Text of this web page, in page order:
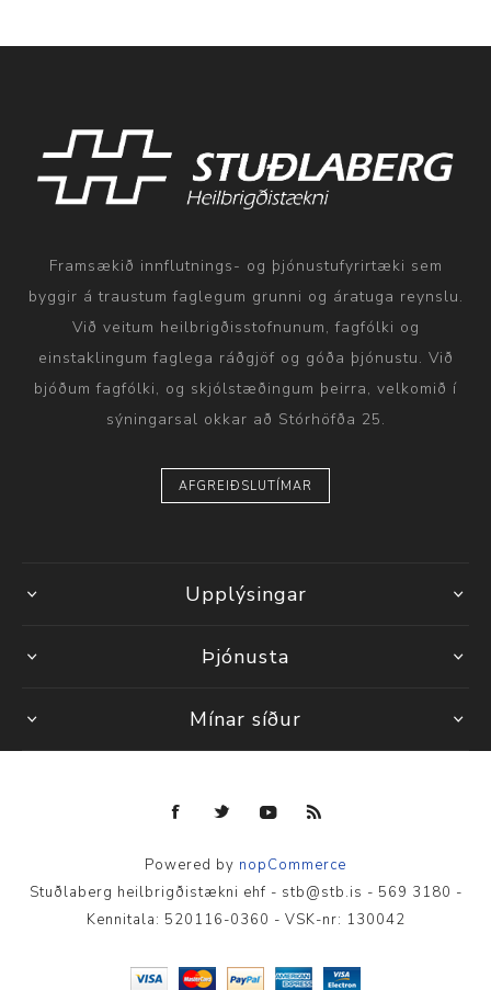
Framsækið innflutnings- og þjónustufyrirtæki sem
byggir á traustum faglegum grunni og áratuga reynslu.
Við veitum heilbrigðisstofnunum, fagfólki og
einstaklingum faglega ráðgjöf og góða þjónustu. Við
bjóðum fagfólki, og skjólstæðingum þeirra, velkomið í
sýningarsal okkar að Stórhöfða 25.
AFGREIÐSLUTÍMAR
Upplýsingar
Þjónusta
Mínar síður
Powered by nopCommerce
Stuðlaberg heilbrigðistækni ehf - stb@stb.is - 569 3180 -
Kennitala: 520116-0360 - VSK-nr: 130042